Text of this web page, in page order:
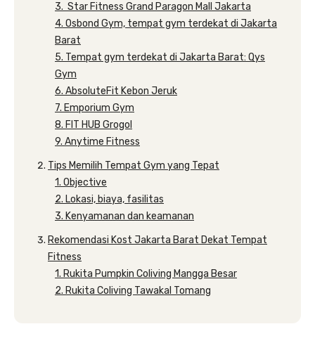
3. Star Fitness Grand Paragon Mall Jakarta
4. Osbond Gym, tempat gym terdekat di Jakarta
Barat
5. Tempat gym terdekat di Jakarta Barat: Qys
Gym
6. AbsoluteFit Kebon Jeruk
7. Emporium Gym
8. FIT HUB Grogol
9. Anytime Fitness
Tips Memilih Tempat Gym yang Tepat
1. Objective
2. Lokasi, biaya, fasilitas
3. Kenyamanan dan keamanan
Rekomendasi Kost Jakarta Barat Dekat Tempat
Fitness
1. Rukita Pumpkin Coliving Mangga Besar
2. Rukita Coliving Tawakal Tomang